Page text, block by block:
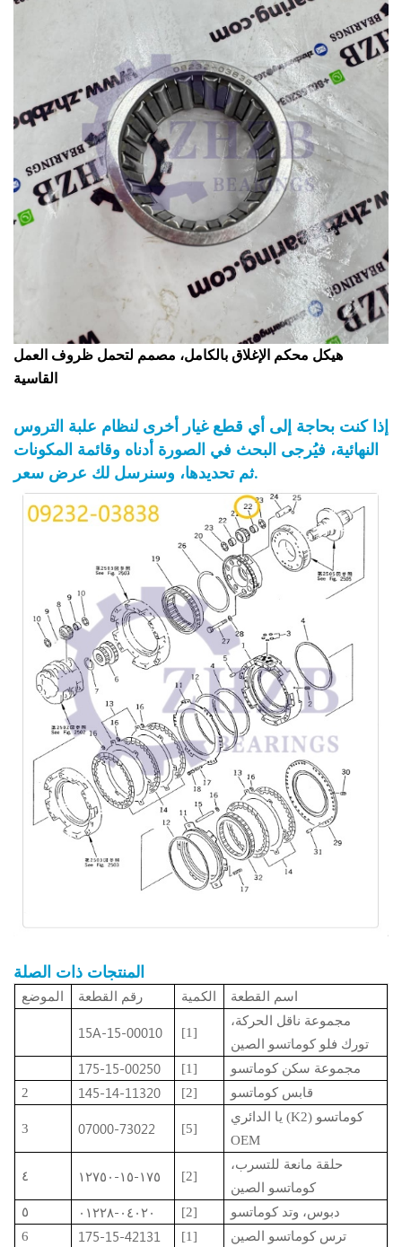
هيكل محكم الإغلاق بالكامل، مصمم لتحمل ظروف العمل
القاسية
إذا كنت بحاجة إلى أي قطع غيار أخرى لنظام علبة التروس
النهائية، فيُرجى البحث في الصورة أدناه وقائمة المكونات
ثم تحديدها، وسنرسل لك عرض سعر.
المنتجات ذات الصلة
الموضع رقم القطعة الكمية اسم القطعة
15A-15-00010 [1]
مجموعة ناقل الحركة،
تورك فلو كوماتسو الصين
175-15-00250 [1]
مجموعة سكن كوماتسو
2
145-14-11320 [2] قابس كوماتسو
3 07000-73022 [5]
يا الدائري (K2) كوماتسو
OEM
٤ ١٧٥-١٥-١٢٧٥٠ [2]
حلقة مانعة للتسرب،
كوماتسو الصين
٥
٠٤٠٢٠-٠١٢٢٨ [2]
دبوس، وتد كوماتسو
6
175-15-42131 [1] ترس كوماتسو الصين